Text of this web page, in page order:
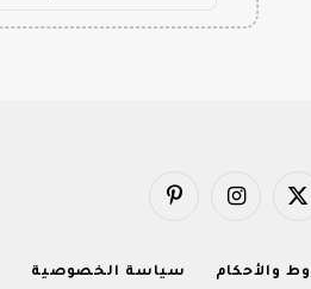
X
الانستغرامبينتيريست
والأحكام سياسة الخصوصية